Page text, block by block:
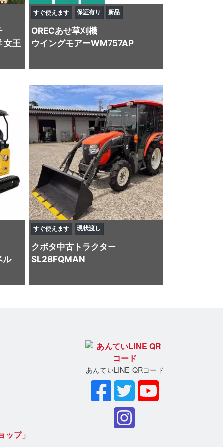
女王
すぐ使えます 保証有り 新品
ORECあせ草刈機
ウイングモアーWM757AP
ル
すぐ使えます 現状渡し
クボタ中古トラクター
SL28FQMAN
ップ」
あんていLINE QRコード